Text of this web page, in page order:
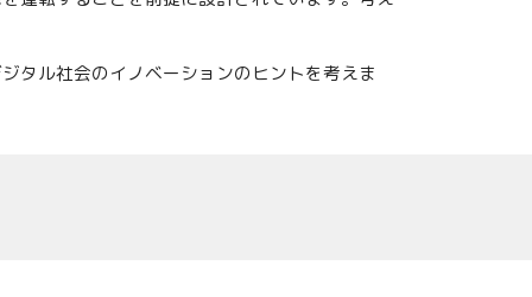
タル社会のイノベーションのヒントを考えま